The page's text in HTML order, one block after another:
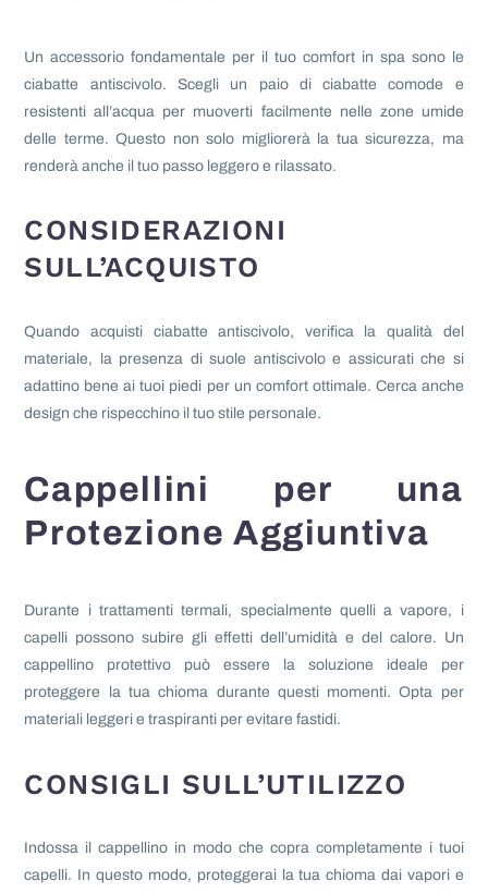
Un accessorio fondamentale per il tuo comfort in spa sono le
ciabatte antiscivolo. Scegli un paio di ciabatte comode e
resistenti all’acqua per muoverti facilmente nelle zone umide
delle terme. Questo non solo migliorerà la tua sicurezza, ma
renderà anche il tuo passo leggero e rilassato.
CONSIDERAZIONI
SULL’ACQUISTO
Quando acquisti ciabatte antiscivolo, verifica la qualità del
materiale, la presenza di suole antiscivolo e assicurati che si
adattino bene ai tuoi piedi per un comfort ottimale. Cerca anche
design che rispecchino il tuo stile personale.
Cappellini per una
Protezione Aggiuntiva
Durante i trattamenti termali, specialmente quelli a vapore, i
capelli possono subire gli effetti dell’umidità e del calore. Un
cappellino protettivo può essere la soluzione ideale per
proteggere la tua chioma durante questi momenti. Opta per
materiali leggeri e traspiranti per evitare fastidi.
CONSIGLI SULL’UTILIZZO
Indossa il cappellino in modo che copra completamente i tuoi
capelli. In questo modo, proteggerai la tua chioma dai vapori e